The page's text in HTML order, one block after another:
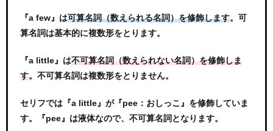
『a few』は可算名詞（数えられる名詞）を修飾します。可
算名詞は基本的に複数形をとります。
『a little』は不可算名詞（数えられない名詞）を修飾しま
す。不可算名詞は複数形をとりません。
セリフでは『a little』が『pee：おしっこ』を修飾していま
す。『pee』は液体なので、不可算名詞となります。